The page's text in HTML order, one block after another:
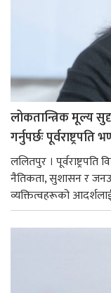
लोकतान्त्रिक मूल्य
गर्नुपर्छः पूर्वराष्ट्रपति
ललितपुर । पूर्वराष्ट्रपति
नैतिकता, सुशासन र
व्यक्तित्वहरूको